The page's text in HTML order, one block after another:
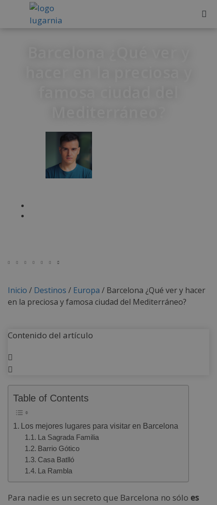
Inicio / Destinos / Europa / Barcelona ¿Qué ver y hacer
en la preciosa y famosa ciudad del Mediterráneo?
Contenido del artículo
Table of Contents
Los mejores lugares para visitar en Barcelona
La Sagrada Familia
Barrio Gótico
Casa Batlló
La Rambla
Para nadie es un secreto que Barcelona no sólo es